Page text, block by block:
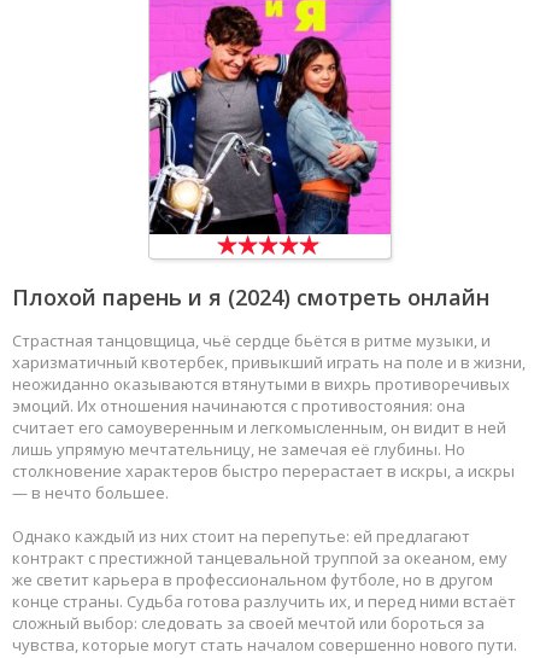
Плохой парень и я (2024) смотреть онлайн
Страстная танцовщица, чьё сердце бьётся в ритме музыки, и
харизматичный квотербек, привыкший играть на поле и в жизни,
неожиданно оказываются втянутыми в вихрь противоречивых
эмоций. Их отношения начинаются с противостояния: она
считает его самоуверенным и легкомысленным, он видит в ней
лишь упрямую мечтательницу, не замечая её глубины. Но
столкновение характеров быстро перерастает в искры, а искры
— в нечто большее.
Однако каждый из них стоит на перепутье: ей предлагают
контракт с престижной танцевальной труппой за океаном, ему
же светит карьера в профессиональном футболе, но в другом
конце страны. Судьба готова разлучить их, и перед ними встаёт
сложный выбор: следовать за своей мечтой или бороться за
чувства, которые могут стать началом совершенно нового пути.